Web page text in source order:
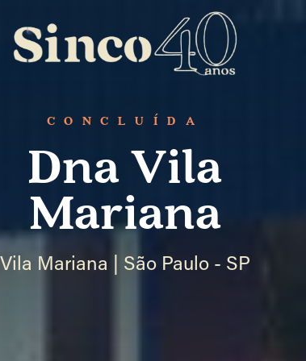
CONCLUÍDA
Dna Vila
Mariana
Vila Mariana | São Paulo - SP